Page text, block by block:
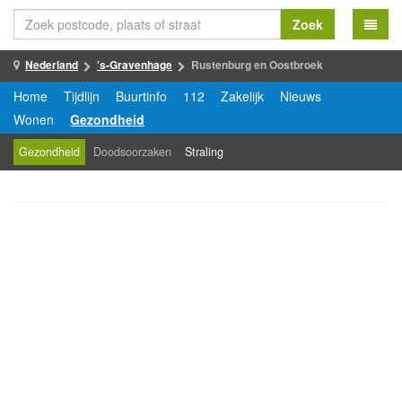
Zoek
Nederland 's-Gravenhage Rustenburg en Oostbroek
Home Tijdlijn Buurtinfo 112 Zakelijk
Nieuws
Wonen
Gezondheid
Gezondheid Doodsoorzaken Straling